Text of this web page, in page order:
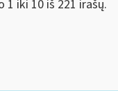
1 iki 10 iš 221 irašų.